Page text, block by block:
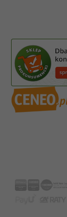
08 1140